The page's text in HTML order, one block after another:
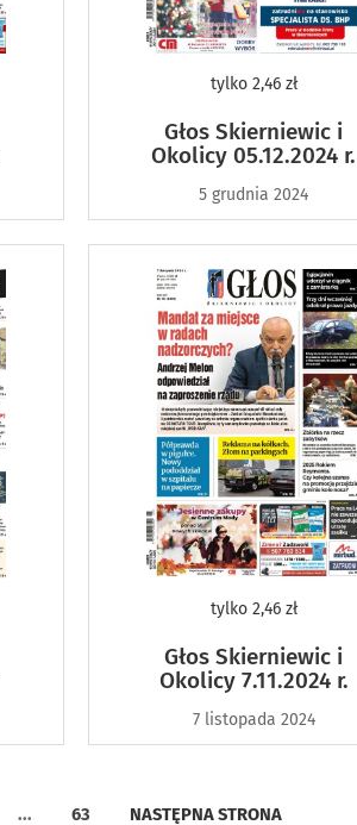
tylko2,46 zł
Głos Skierniewic i
Okolicy 05.12.2024 r.
5 grudnia 2024
tylko2,46 zł
Głos Skierniewic i
Okolicy 7.11.2024 r.
7 listopada 2024
... 63 NASTĘPNA STRONA